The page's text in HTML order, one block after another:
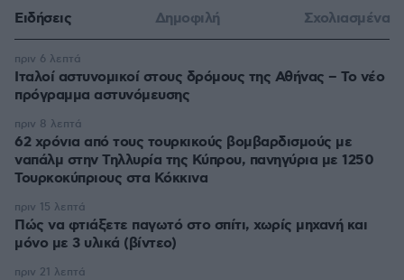
Ειδήσεις Δημοφιλή Σχολιασμένα
Ιταλοί αστυνομικοί στους δρόμους της Αθήνας – Το νέο
πρόγραμμα αστυνόμευσης
πριν 6 λεπτά
62 χρόνια από τους τουρκικούς βομβαρδισμούς με
ναπάλμ στην Τηλλυρία της Κύπρου, πανηγύρια με 1250
Τουρκοκύπριους στα Κόκκινα
πριν 8 λεπτά
Πώς να φτιάξετε παγωτό στο σπίτι, χωρίς μηχανή και
μόνο με 3 υλικά (βίντεο)
πριν 15 λεπτά
πριν 21 λεπτά